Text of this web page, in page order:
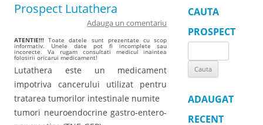
Prospect Lutathera
Adauga un comentariu
ATENTIE!!! Toate datele sunt prezentate cu scop
informativ. Unele date pot fi incomplete sau
incorecte. Va rugam consultati medicul inaintea
folosirii oricarui medicament!
Lutathera este un medicament
impotriva cancerului utilizat pentru
tratarea tumorilor intestinale numite
tumori neuroendocrine gastro-entero-
CAUTA
PROSPECT
for:
ADAUGAT
RECENT